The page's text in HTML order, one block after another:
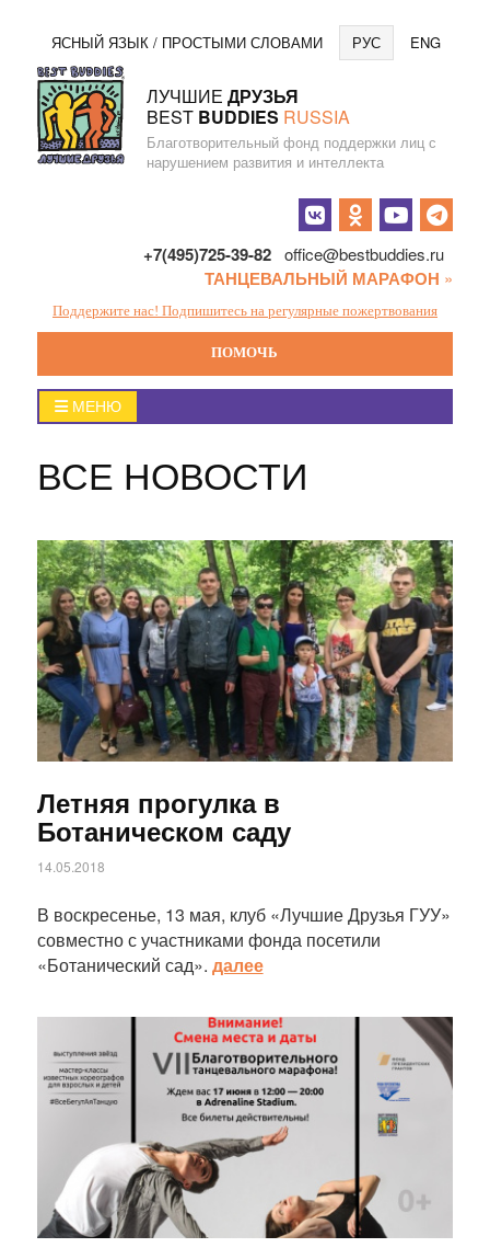
Перейти
к
содержанию
ЯСНЫЙ ЯЗЫК / ПРОСТЫМИ СЛОВАМИ РУС ENG
ЛУЧШИЕ ДРУЗЬЯ
BEST BUDDIES RUSSIA
Благотворительный фонд поддержки лиц с
нарушением развития и интеллекта
+7(495)725-39-82 office@bestbuddies.ru
ТАНЦЕВАЛЬНЫЙ МАРАФОН »
Поддержите нас! Подпишитесь на регулярные пожертвования
ПОМОЧЬ
Главное
меню
МЕНЮ
ВСЕ НОВОСТИ
Статья
Летняя прогулка в
Ботаническом саду
14.05.2018
В воскресенье, 13 мая, клуб «Лучшие Друзья ГУУ»
совместно с участниками фонда посетили
«Ботанический сад». далее